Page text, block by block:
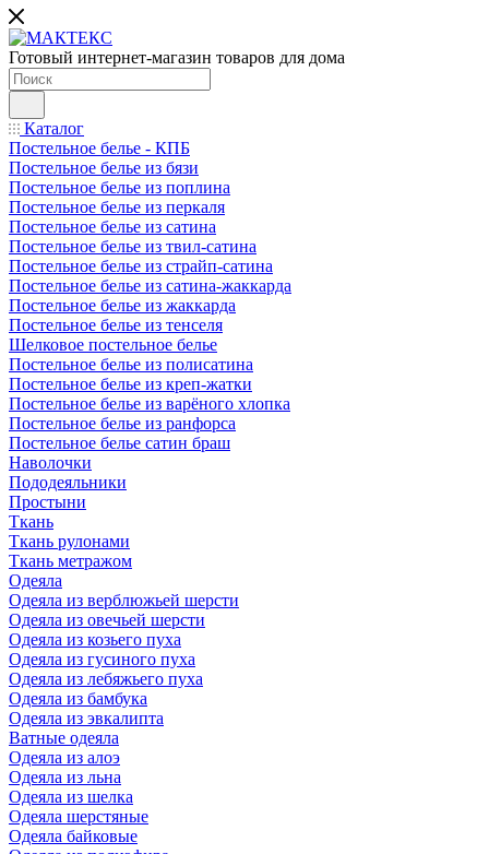
Готовый интернет-магазин товаров для дома
Каталог
Постельное белье - КПБ
Постельное белье из бязи
Постельное белье из поплина
Постельное белье из перкаля
Постельное белье из сатина
Постельное белье из твил-сатина
Постельное белье из страйп-сатина
Постельное белье из сатина-жаккарда
Постельное белье из жаккарда
Постельное белье из тенселя
Шелковое постельное белье
Постельное белье из полисатина
Постельное белье из креп-жатки
Постельное белье из варёного хлопка
Постельное белье из ранфорса
Постельное белье сатин браш
Наволочки
Пододеяльники
Простыни
Ткань
Ткань рулонами
Ткань метражом
Одеяла
Одеяла из верблюжьей шерсти
Одеяла из овечьей шерсти
Одеяла из козьего пуха
Одеяла из гусиного пуха
Одеяла из лебяжьего пуха
Одеяла из бамбука
Одеяла из эвкалипта
Ватные одеяла
Одеяла из алоэ
Одеяла из льна
Одеяла из шелка
Одеяла шерстяные
Одеяла байковые